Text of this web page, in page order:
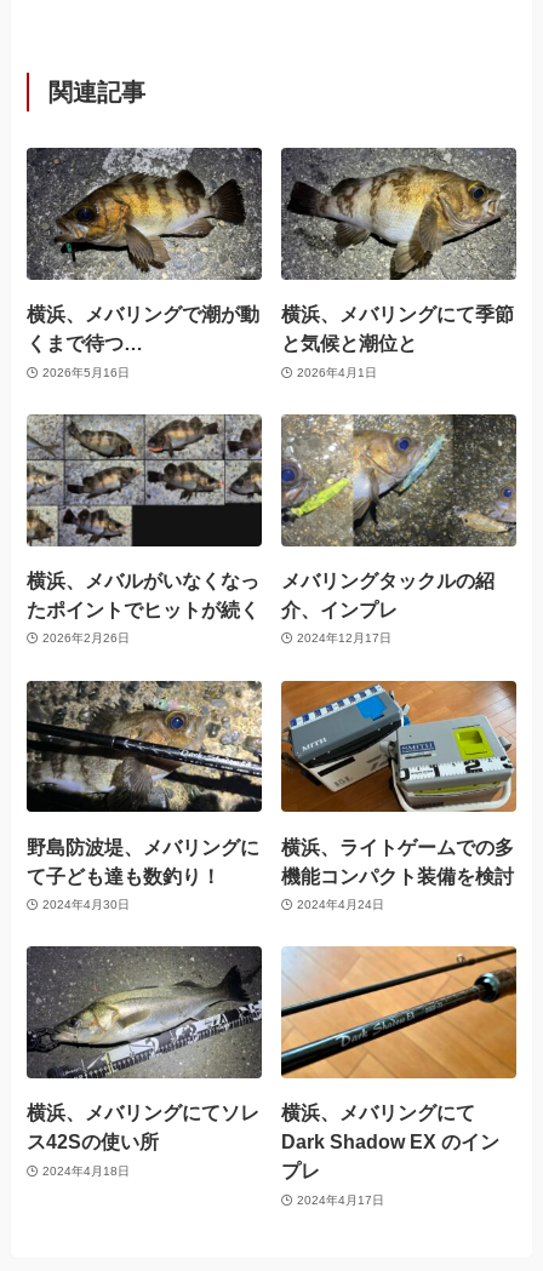
関連記事
横浜、メバリングで潮が動
くまで待つ…
2026年5月16日
横浜、メバリングにて季節
と気候と潮位と
2026年4月1日
横浜、メバルがいなくなっ
たポイントでヒットが続く
2026年2月26日
メバリングタックルの紹
介、インプレ
2024年12月17日
野島防波堤、メバリングに
て子ども達も数釣り！
2024年4月30日
横浜、ライトゲームでの多
機能コンパクト装備を検討
2024年4月24日
横浜、メバリングにてソレ
ス42Sの使い所
2024年4月18日
横浜、メバリングにて
Dark Shadow EX のイン
プレ
2024年4月17日